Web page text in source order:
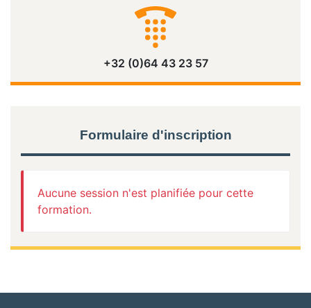
+32 (0)64 43 23 57
Formulaire d'inscription
Aucune session n'est planifiée pour cette
formation.